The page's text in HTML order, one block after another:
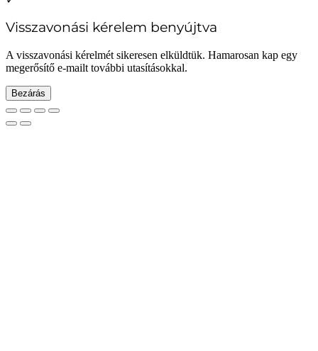
Visszavonási kérelem benyújtva
A visszavonási kérelmét sikeresen elküldtük. Hamarosan kap egy
megerősítő e-mailt további utasításokkal.
Bezárás